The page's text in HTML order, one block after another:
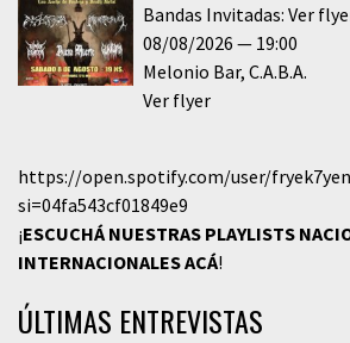
Bandas Invitadas: Ver
08/08/2026
19:00
Melonio Bar C.A.B.A.
Ver flyer
https://open.spotify.com/user/
si=04fa543cf01849e9
¡ESCUCHÁ NUESTRAS PLAYLISTS
INTERNACIONALESACÁ!
ÚLTIMAS ENTREVISTAS